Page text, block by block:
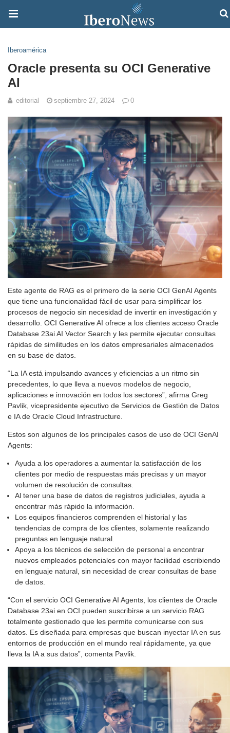
Iberoamérica
Oracle presenta su OCI Generative
AI
editorial septiembre 27, 2024 0
Este agente de RAG es el primero de la serie OCI GenAI Agents
que tiene una funcionalidad fácil de usar para simplificar los
procesos de negocio sin necesidad de invertir en investigación y
desarrollo. OCI Generative AI ofrece a los clientes acceso Oracle
Database 23ai AI Vector Search y les permite ejecutar consultas
rápidas de similitudes en los datos empresariales almacenados
en su base de datos.
“La IA está impulsando avances y eficiencias a un ritmo sin
precedentes, lo que lleva a nuevos modelos de negocio,
aplicaciones e innovación en todos los sectores”, afirma Greg
Pavlik, vicepresidente ejecutivo de Servicios de Gestión de Datos
e IA de Oracle Cloud Infrastructure.
Estos son algunos de los principales casos de uso de OCI GenAI
Agents:
Ayuda a los operadores a aumentar la satisfacción de los
clientes por medio de respuestas más precisas y un mayor
volumen de resolución de consultas.
Al tener una base de datos de registros judiciales, ayuda a
encontrar más rápido la información.
Los equipos financieros comprenden el historial y las
tendencias de compra de los clientes, solamente realizando
preguntas en lenguaje natural.
Apoya a los técnicos de selección de personal a encontrar
nuevos empleados potenciales con mayor facilidad escribiendo
en lenguaje natural, sin necesidad de crear consultas de base
de datos.
“Con el servicio OCI Generative AI Agents, los clientes de Oracle
Database 23ai en OCI pueden suscribirse a un servicio RAG
totalmente gestionado que les permite comunicarse con sus
datos. Es diseñada para empresas que buscan inyectar IA en sus
entornos de producción en el mundo real rápidamente, ya que
lleva la IA a sus datos”, comenta Pavlik.